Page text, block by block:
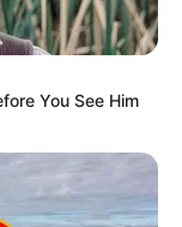
You See Him